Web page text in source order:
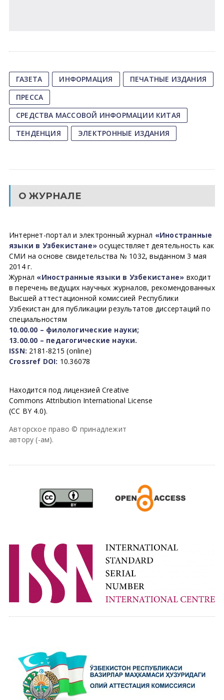
ГАЗЕТА ИНФОРМАЦИЯ
ПЕЧАТНЫЕ ИЗДАНИЯ
ПРЕССА
СРЕДСТВА МАССОВОЙ ИНФОРМАЦИИ КИТАЯ
ТЕНДЕНЦИЯ
ЭЛЕКТРОННЫЕ ИЗДАНИЯ
О ЖУРНАЛЕ
Интернет-портал и электронный журнал «Иностранные
языки в Узбекистане» осуществляет деятельность как
СМИ на основе свидетельства № 1032, выданном 3 мая
2014 г.
Журнал «Иностранные языки в Узбекистане» входит
в перечень ведущих научных журналов, рекомендованных
Высшей аттестационной комиссией Республики
Узбекистан для публикации результатов диссертаций по
специальностям
10.00.00 – филологические науки;
13.00.00 – педагогические науки.
ISSN: 2181-8215 (online)
Crossref DOI: 10.36078
Находится под лицензией Creative
Commons Attribution International License
(CC BY 4.0).
Авторское право © принадлежит
автору (-ам).